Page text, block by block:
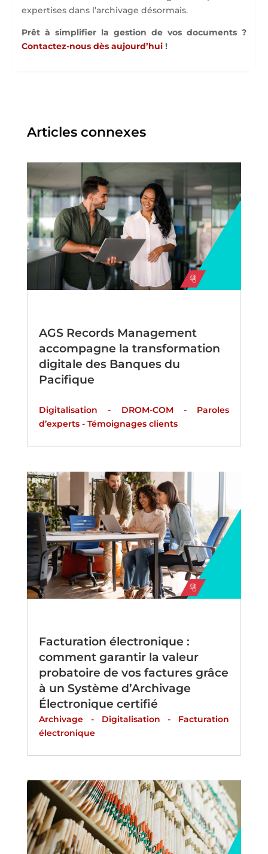
expertises dans l’archivage désormais.
Prêt à simplifier la gestion de vos documents ?
Contactez-nous dès aujourd’hui!
Articles connexes
AGS Records Management
accompagne la transformation
digitale des Banques du
Pacifique
Digitalisation - DROM-COM - Paroles
d’experts- Témoignages clients
Facturation électronique :
comment garantir la valeur
probatoire de vos factures grâce
à un Système d’Archivage
Électronique certifié
Archivage- Digitalisation - Facturation
électronique